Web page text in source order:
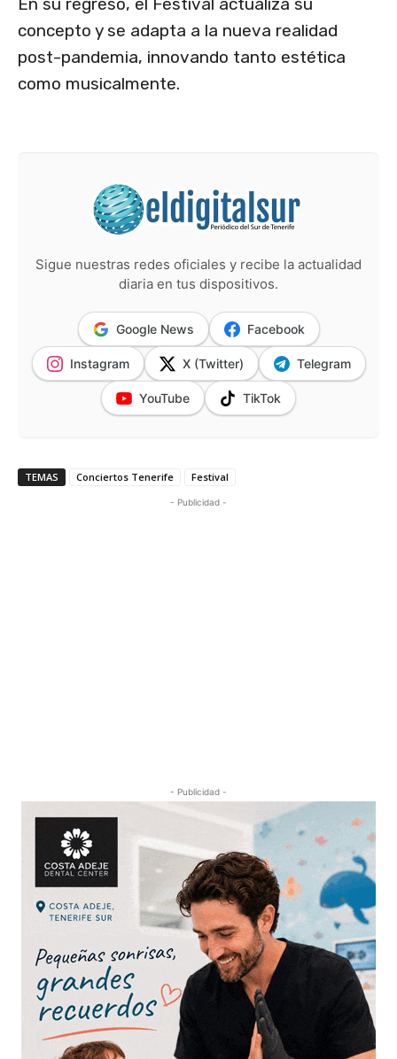
En su regreso, el Festival actualiza su
concepto y se adapta a la nueva realidad
post-pandemia, innovando tanto estética
como musicalmente.
Sigue nuestras redes oficiales y recibe la actualidad
diaria en tus dispositivos.
Google News Facebook
Instagram X (Twitter) Telegram
YouTube TikTok
TEMAS Conciertos Tenerife Festival
- Publicidad -
- Publicidad -